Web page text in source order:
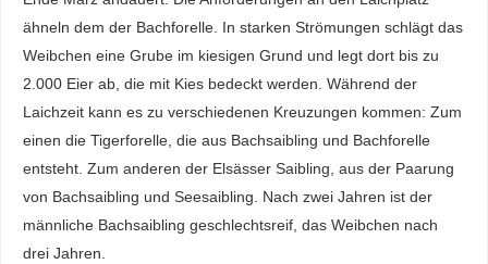
ähneln dem der Bachforelle. In starken Strömungen schlägt das
Weibchen eine Grube im kiesigen Grund und legt dort bis zu
2.000 Eier ab, die mit Kies bedeckt werden. Während der
Laichzeit kann es zu verschiedenen Kreuzungen kommen: Zum
einen die Tigerforelle, die aus Bachsaibling und Bachforelle
entsteht. Zum anderen der Elsässer Saibling, aus der Paarung
von Bachsaibling und Seesaibling. Nach zwei Jahren ist der
männliche Bachsaibling geschlechtsreif, das Weibchen nach
drei Jahren.